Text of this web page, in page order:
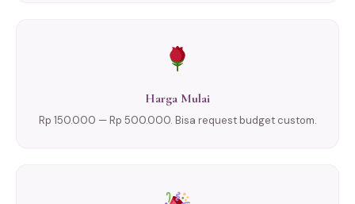
Harga Mulai
Rp 150.000 — Rp 500.000. Bisa request budget custom.